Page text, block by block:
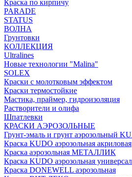
Краска по кирпичу
PARADE
STATUS
ВОЛНА
Грунтовки
КОЛЛЕКЦИЯ
Ultralines
Новые технологии "Malina"
SOLEX
Краски с молотковым эффектом
Краски термостойкие
Мастика, праймер, гидроизоляция
Растворители и олифа
Шпатлевки
КРАСКИ АЭРОЗОЛЬНЫЕ
Грунт-эмаль и грунт аэрозольный
Краска KUDO аэрозольная акриловая
Краска аэрозольная МЕТАЛЛИК
Краска KUDO аэрозольная
Краска DONEWELL аэрозольная